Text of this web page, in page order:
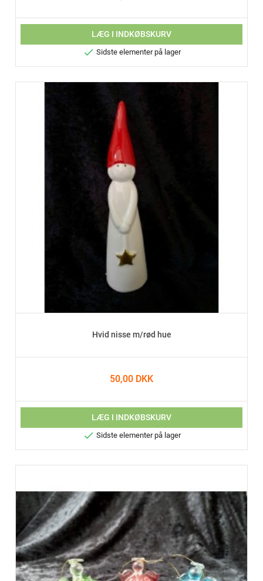
LÆG I INDKØBSKURV
 Sidste elementer på lager
Hvid nisse m/rød hue
50,00 DKK
LÆG I INDKØBSKURV
 Sidste elementer på lager